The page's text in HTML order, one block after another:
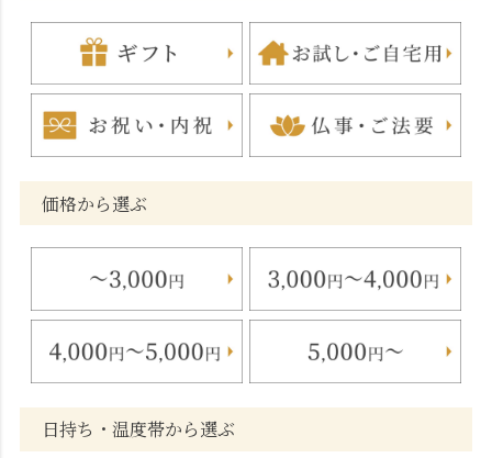
価格から選ぶ
日持ち・温度帯から選ぶ